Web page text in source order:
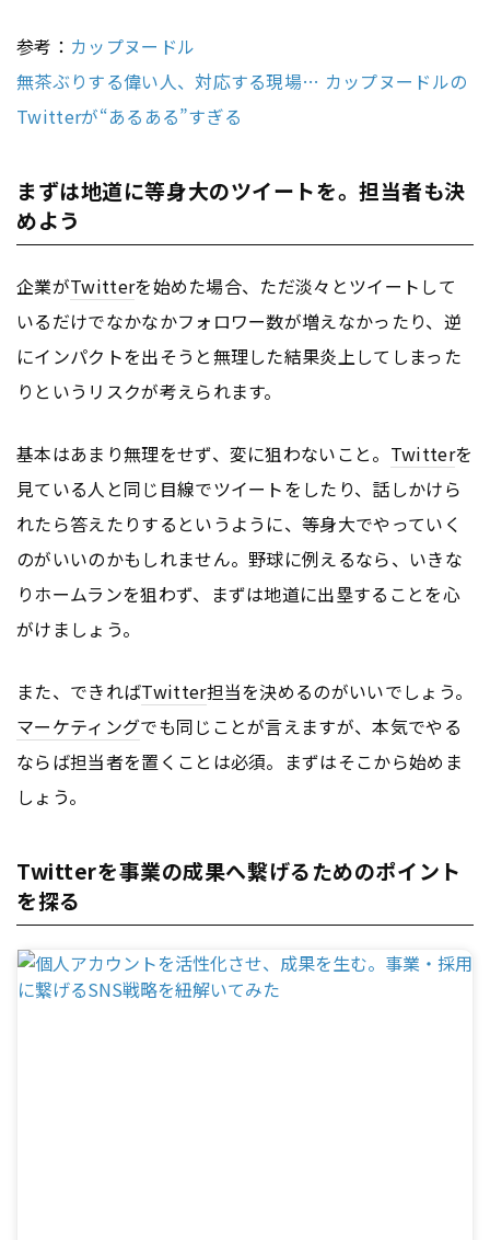
参考： カップヌードル
無茶ぶりする偉い人、対応する現場… カップヌードルの
Twitterが“あるある”すぎる
まずは地道に等身大のツイートを。担当者も決
めよう
企業がTwitterを始めた場合、ただ淡々とツイートして
いるだけでなかなかフォロワー数が増えなかったり、逆
にインパクトを出そうと無理した結果炎上してしまった
りというリスクが考えられます。
基本はあまり無理をせず、変に狙わないこと。 Twitterを
見ている人と同じ目線でツイートをしたり、話しかけら
れたら答えたりするというように、等身大でやっていく
のがいいのかもしれません。野球に例えるなら、いきな
りホームランを狙わず、まずは地道に出塁することを心
がけましょう。
また、できればTwitter担当を決めるのがいいでしょう。
マーケティングでも同じことが言えますが、本気でやる
ならば担当者を置くことは必須。まずはそこから始めま
しょう。
Twitterを事業の成果へ繋げるためのポイント
を探る